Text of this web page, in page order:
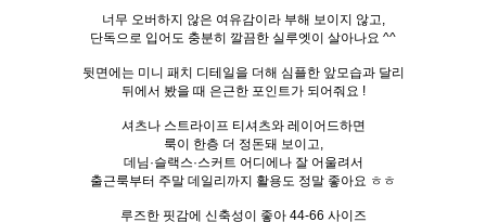
너무 오버하지 않은 여유감이라 부해 보이지 않고,
단독으로 입어도 충분히 깔끔한 실루엣이 살아나요 ^^
뒷면에는 미니 패치 디테일을 더해 심플한 앞모습과 달리
뒤에서 봤을 때 은근한 포인트가 되어줘요 !
셔츠나 스트라이프 티셔츠와 레이어드하면
룩이 한층 더 정돈돼 보이고,
데님·슬랙스·스커트 어디에나 잘 어울려서
출근룩부터 주말 데일리까지 활용도 정말 좋아요 ㅎㅎ
루즈한 핏감에 신축성이 좋아 44-66 사이즈